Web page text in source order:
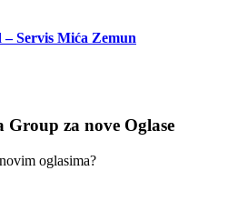
Servis Mića Zemun
Group za nove Oglase
oglasima?